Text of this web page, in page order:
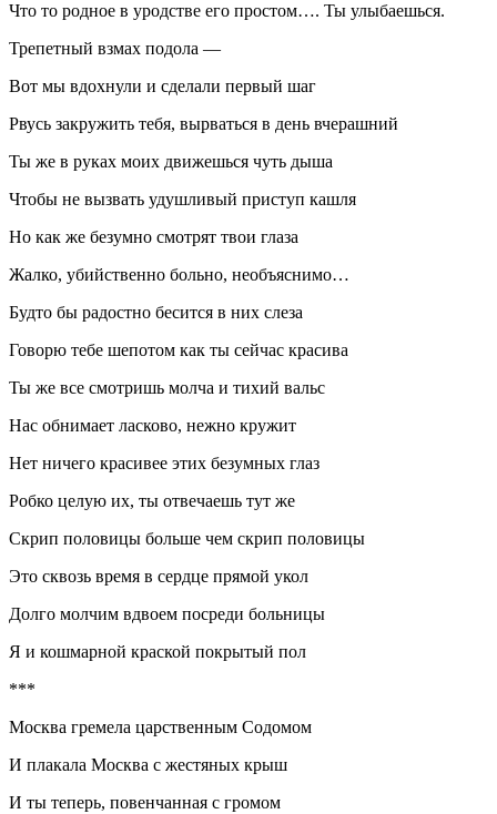
Что то родное в уродстве его простом…. Ты улыбаешься.
Трепетный взмах подола —
Вот мы вдохнули и сделали первый шаг
Рвусь закружить тебя, вырваться в день вчерашний
Ты же в руках моих движешься чуть дыша
Чтобы не вызвать удушливый приступ кашля
Но как же безумно смотрят твои глаза
Жалко, убийственно больно, необъяснимо…
Будто бы радостно бесится в них слеза
Говорю тебе шепотом как ты сейчас красива
Ты же все смотришь молча и тихий вальс
Нас обнимает ласково, нежно кружит
Нет ничего красивее этих безумных глаз
Робко целую их, ты отвечаешь тут же
Скрип половицы больше чем скрип половицы
Это сквозь время в сердце прямой укол
Долго молчим вдвоем посреди больницы
Я и кошмарной краской покрытый пол
***
Москва гремела царственным Содомом
И плакала Москва с жестяных крыш
И ты теперь, повенчанная с громом